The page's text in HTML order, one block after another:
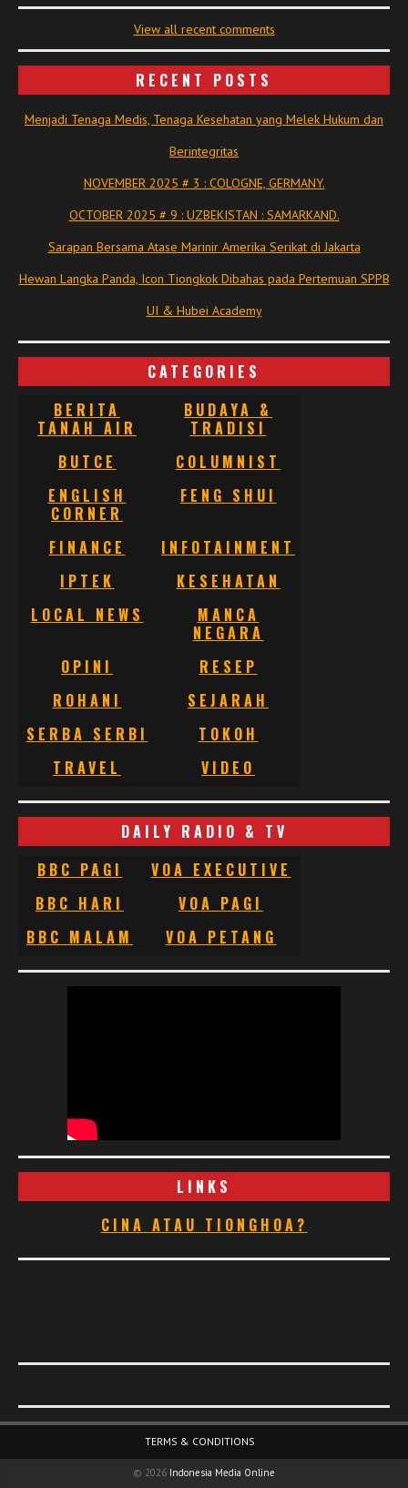
View all recent comments
RECENT POSTS
Menjadi Tenaga Medis, Tenaga Kesehatan yang Melek Hukum dan
Berintegritas
NOVEMBER 2025 # 3 : COLOGNE, GERMANY.
OCTOBER 2025 # 9 : UZBEKISTAN : SAMARKAND.
Sarapan Bersama Atase Marinir Amerika Serikat di Jakarta
Hewan Langka Panda, Icon Tiongkok Dibahas pada Pertemuan SPPB
UI & Hubei Academy
CATEGORIES
BERITA
TANAH AIR
BUDAYA &
TRADISI
BUTCE
COLUMNIST
ENGLISH
CORNER
FENG SHUI
FINANCE
INFOTAINMENT
IPTEK
KESEHATAN
LOCAL NEWS
MANCA
NEGARA
OPINI
RESEP
ROHANI
SEJARAH
SERBA SERBI
TOKOH
TRAVEL
VIDEO
DAILY RADIO & TV
BBC PAGI
VOA EXECUTIVE
BBC HARI
VOA PAGI
BBC MALAM
VOA PETANG
LINKS
CINA ATAU TIONGHOA?
TERMS & CONDITIONS
© 2026 Indonesia Media Online